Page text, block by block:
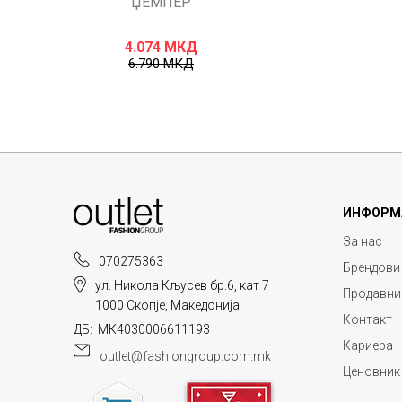
4.074 МКД
6.790МКД
070275363
ул. Никола Кљусев бр.6, кат 7
1000 Скопје, Македонија
ДБ: МК4030006611193
outlet@fashiongroup.com.mk
За нас
Брендови
Контакт
Кариера
Ценовник